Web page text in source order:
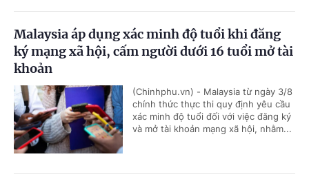
Malaysia áp dụng xác minh độ tuổi khi đăng
ký mạng xã hội, cấm người dưới 16 tuổi mở tài
khoản
(Chinhphu.vn) - Malaysia từ ngày 3/8
chính thức thực thi quy định yêu cầu
xác minh độ tuổi đối với việc đăng ký
và mở tài khoản mạng xã hội, nhằm...